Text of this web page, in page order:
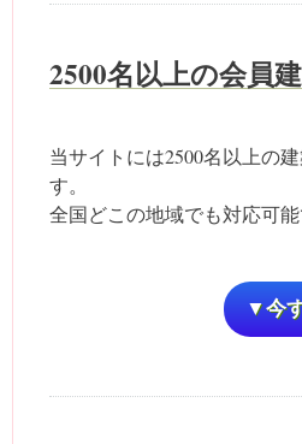
2500名以上の会員
当サイトには2500名以上の
す。
全国どこの地域でも対応可能
▼今